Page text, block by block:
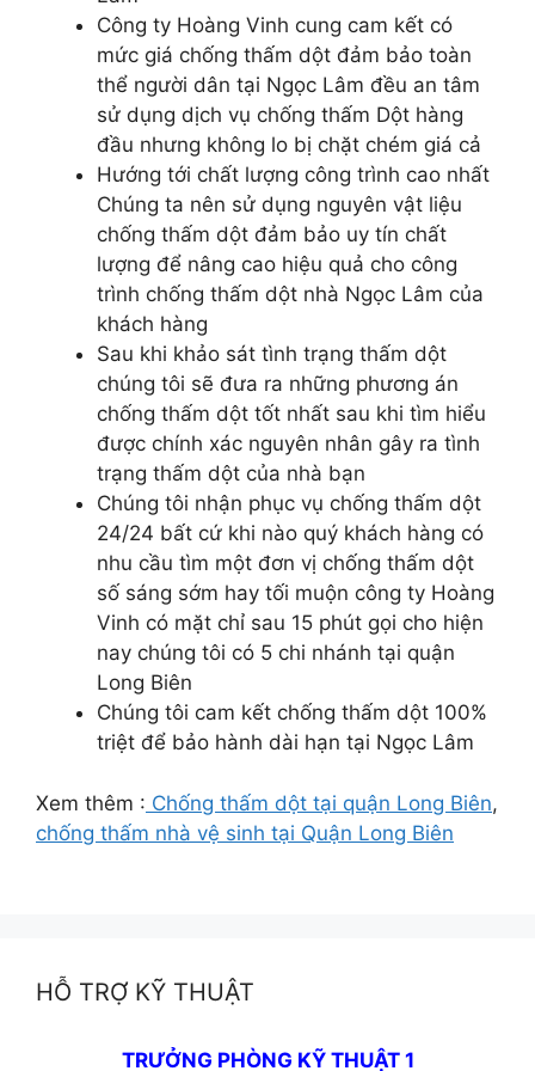
Công ty Hoàng Vinh cung cam kết có
mức giá chống thấm dột đảm bảo toàn
thể người dân tại Ngọc Lâm đều an tâm
sử dụng dịch vụ chống thấm Dột hàng
đầu nhưng không lo bị chặt chém giá cả
Hướng tới chất lượng công trình cao nhất
Chúng ta nên sử dụng nguyên vật liệu
chống thấm dột đảm bảo uy tín chất
lượng để nâng cao hiệu quả cho công
trình chống thấm dột nhà Ngọc Lâm của
khách hàng
Sau khi khảo sát tình trạng thấm dột
chúng tôi sẽ đưa ra những phương án
chống thấm dột tốt nhất sau khi tìm hiểu
được chính xác nguyên nhân gây ra tình
trạng thấm dột của nhà bạn
Chúng tôi nhận phục vụ chống thấm dột
24/24 bất cứ khi nào quý khách hàng có
nhu cầu tìm một đơn vị chống thấm dột
số sáng sớm hay tối muộn công ty Hoàng
Vinh có mặt chỉ sau 15 phút gọi cho hiện
nay chúng tôi có 5 chi nhánh tại quận
Long Biên
Chúng tôi cam kết chống thấm dột 100%
triệt để bảo hành dài hạn tại Ngọc Lâm
Xem thêm : Chống thấm dột tại quận Long Biên,
chống thấm nhà vệ sinh tại Quận Long Biên
HỖ TRỢ KỸ THUẬT
TRƯỞNG PHÒNG KỸ THUẬT 1